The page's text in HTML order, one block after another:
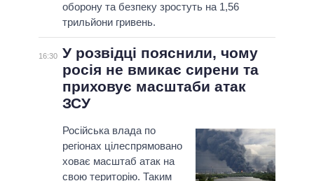
оборону та безпеку зростуть на 1,56
трильйони гривень.
16:30 У розвідці пояснили, чому
росія не вмикає сирени та
приховує масштаби атак
ЗСУ
Російська влада по
регіонах цілеспрямовано
ховає масштаб атак на
свою територію. Таким